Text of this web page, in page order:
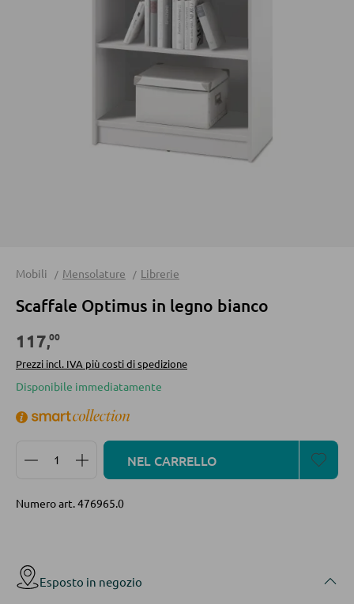
Divani letto
Accessori per divano
CASSETTIERE E SIDEBOARD
MENSOLATURE
Librerie
Mensole in legno
Vetrinette
PARETI ATTREZZATE
Soggiorni componibili
MOBILI TV
Mobili Mensolature Librerie
Scaffale Optimus in legno bianco
117,00
Prezzi incl. IVA più costi di spedizione
Disponibile immediatamente
Quantità del prodotto: inserisci la quantità
NEL CARRELLO
Numero art.476965.0
Esposto in negozio